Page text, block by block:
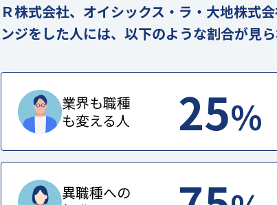
Ｒ株式会社、オイシックス・ラ・大地株式
ンジをした人には、以下のような割合が見ら
業界も職種
も変える人
25%
異職種への